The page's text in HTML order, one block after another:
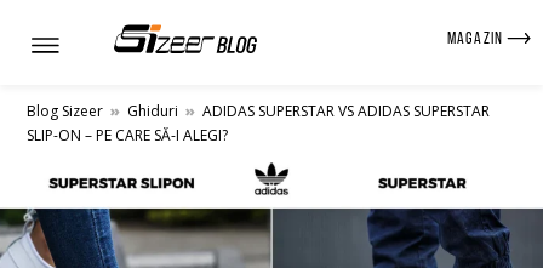
MAGAZIN
Blog Sizeer » Ghiduri » ADIDAS SUPERSTAR VS ADIDAS SUPERSTAR
SLIP-ON – PE CARE SĂ-I ALEGI?